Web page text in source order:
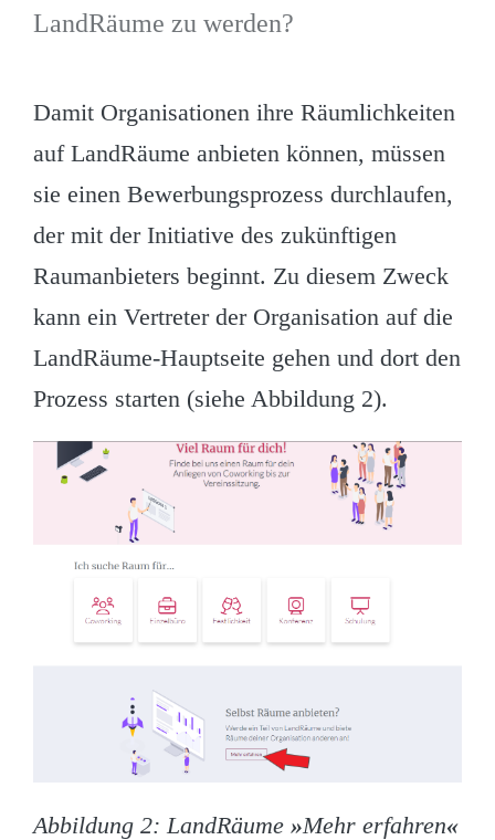
LandRäume zu werden?
Damit Organisationen ihre Räumlichkeiten
auf LandRäume anbieten können, müssen
sie einen Bewerbungsprozess durchlaufen,
der mit der Initiative des zukünftigen
Raumanbieters beginnt. Zu diesem Zweck
kann ein Vertreter der Organisation auf die
LandRäume-Hauptseite gehen und dort den
Prozess starten (siehe Abbildung 2).
Abbildung 2: LandRäume »Mehr erfahren«